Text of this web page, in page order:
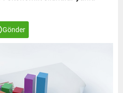
Gönder